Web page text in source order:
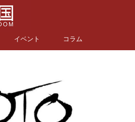
イベント コラム